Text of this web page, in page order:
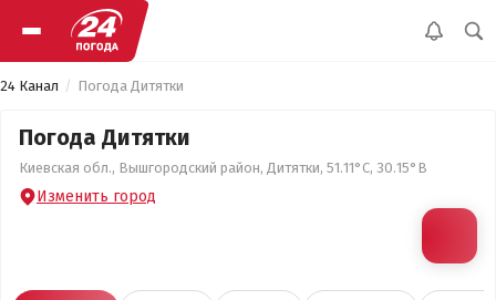
24 Канал Погода Дитятки
Погода Дитятки
Киевская обл., Вышгородский район, Дитятки, 51.11°С, 30.15°В
Изменить город